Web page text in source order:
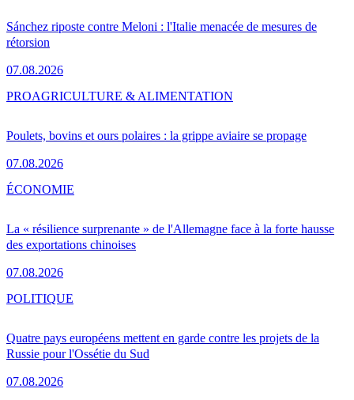
Sánchez riposte contre Meloni : l'Italie menacée de mesures de
rétorsion
07.08.2026
Poulets, bovins et ours polaires : la grippe aviaire se propage
07.08.2026
PROAGRICULTURE & ALIMENTATION
La « résilience surprenante » de l'Allemagne face à la forte hausse
des exportations chinoises
07.08.2026
ÉCONOMIE
Quatre pays européens mettent en garde contre les projets de la
Russie pour l'Ossétie du Sud
07.08.2026
POLITIQUE